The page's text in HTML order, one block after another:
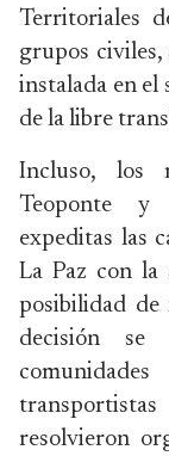
Territoriales
grupos civiles,
instalada en el
de la libre
Incluso, los
Teoponte y
expeditas las
La Paz con la
posibilidad de
decisión
resolvieron